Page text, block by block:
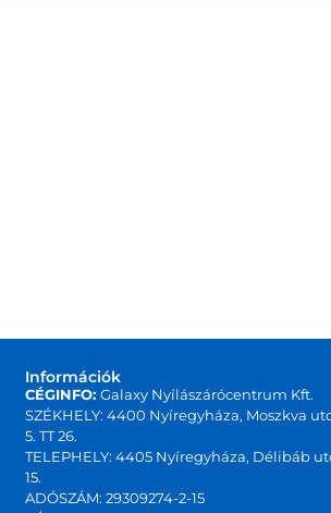
Információk
CÉGINFO:Galaxy Nyílászárócentrum Kft.
SZÉKHELY: 4400 Nyíregyháza, Moszkva
5. TT 26.
TELEPHELY: 4405 Nyíregyháza, Délibáb
15.
ADÓSZÁM: 29309274-2-15